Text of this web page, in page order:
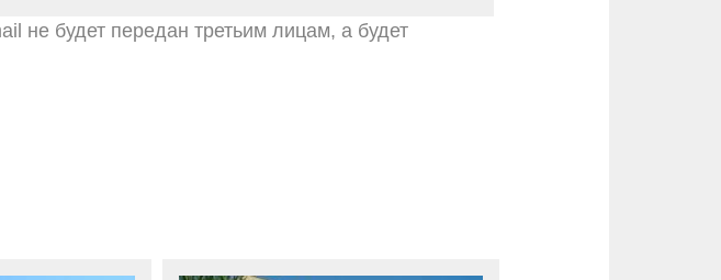
не будет передан третьим лицам, а будет